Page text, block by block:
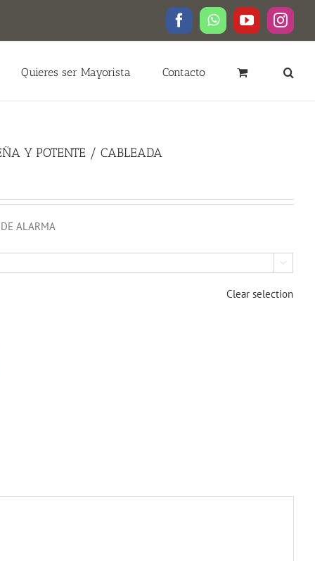
FacebookWhatsAppYouTube
Quieres ser Mayorista Contacto
Y POTENTE / CABLEADA
ALARMA

Clear selection